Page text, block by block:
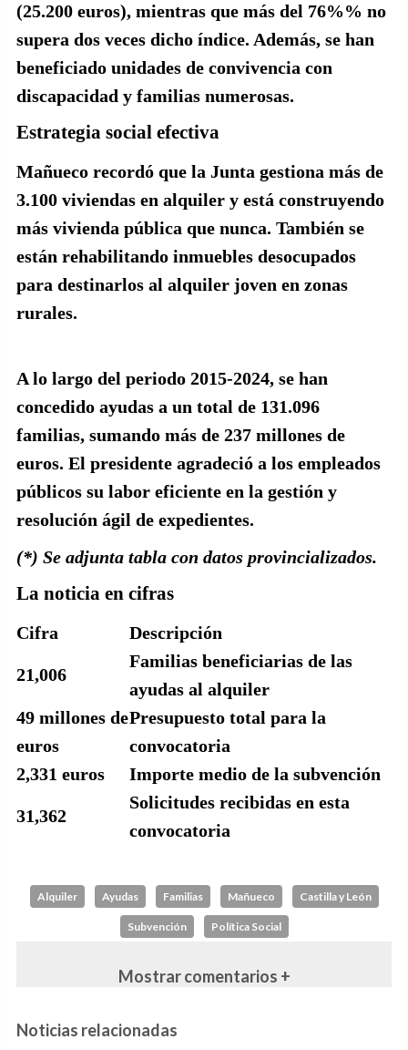
(25.200 euros), mientras que más del 76%% no
supera dos veces dicho índice. Además, se han
beneficiado unidades de convivencia con
discapacidad y familias numerosas.
Estrategia social efectiva
Mañueco recordó que la Junta gestiona más de
3.100 viviendas en alquiler y está construyendo
más vivienda pública que nunca. También se
están rehabilitando inmuebles desocupados
para destinarlos al alquiler joven en zonas
rurales.
A lo largo del periodo 2015-2024, se han
concedido ayudas a un total de 131.096
familias, sumando más de 237 millones de
euros. El presidente agradeció a los empleados
públicos su labor eficiente en la gestión y
resolución ágil de expedientes.
(*) Se adjunta tabla con datos provincializados.
La noticia en cifras
Cifra Descripción
21,006
Familias beneficiarias de las
ayudas al alquiler
49 millones de
euros
Presupuesto total para la
convocatoria
2,331 euros
Importe medio de la subvención
31,362
Solicitudes recibidas en esta
convocatoria
Alquiler Ayudas Familias Mañueco Castilla y León
Subvención Política Social
Mostrar comentarios +
Noticias relacionadas